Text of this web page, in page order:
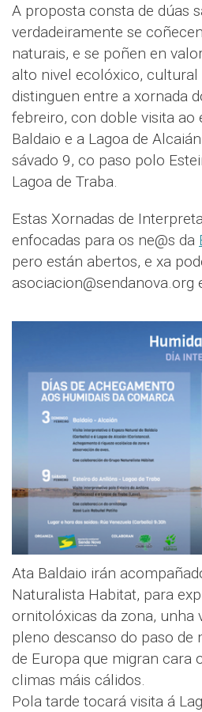
A proposta consta de dúas
verdadeiramente se
naturais, e se poñen en
alto nivel ecolóxico, cultural
distinguen entre a xornada
febreiro, con doble visita ao
Baldaio e a Lagoa de
sávado 9, co paso polo
Lagoa de Traba.
Estas Xornadas de
enfocadas para os ne@s da
pero están abertos, e xa
asociacion@sendanova.org
Ata Baldaio irán
Naturalista Habitat, para
ornitolóxicas da zona, unha
pleno descanso do paso de
de Europa que migran cara
climas máis cálidos.
Pola tarde tocará visita á